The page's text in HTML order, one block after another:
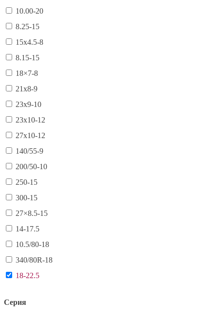
10.00-20
8.25-15
15х4.5-8
8.15-15
18×7-8
21х8-9
23х9-10
23х10-12
27х10-12
140/55-9
200/50-10
250-15
300-15
27×8.5-15
14-17.5
10.5/80-18
340/80R-18
18-22.5
Серия